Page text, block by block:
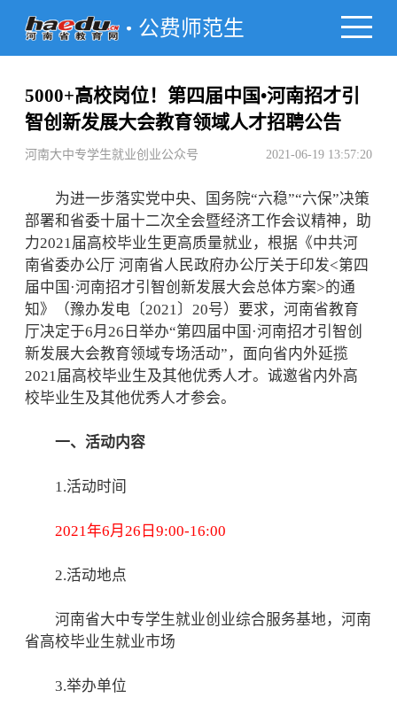
公费师范生
5000+高校岗位！第四届中国•河南招才引
智创新发展大会教育领域人才招聘公告
河南大中专学生就业创业公众号 2021-06-19 13:57:20
为进一步落实党中央、国务院“六稳”“六保”决策
部署和省委十届十二次全会暨经济工作会议精神，助
力2021届高校毕业生更高质量就业，根据《中共河
南省委办公厅 河南省人民政府办公厅关于印发<第四
届中国·河南招才引智创新发展大会总体方案>的通
知》（豫办发电〔2021〕20号）要求，河南省教育
厅决定于6月26日举办“第四届中国·河南招才引智创
新发展大会教育领域专场活动”，面向省内外延揽
2021届高校毕业生及其他优秀人才。诚邀省内外高
校毕业生及其他优秀人才参会。
一、活动内容
1.活动时间
2021年6月26日9:00-16:00
2.活动地点
河南省大中专学生就业创业综合服务基地，河南
省高校毕业生就业市场
3.举办单位